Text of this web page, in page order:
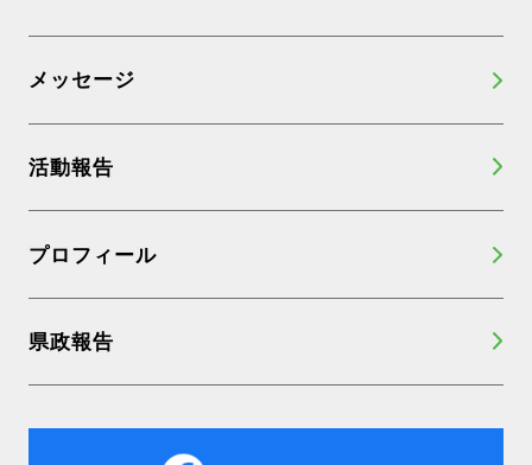
メッセージ
活動報告
プロフィール
県政報告